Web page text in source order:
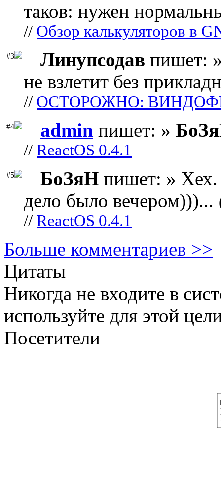
таков: нужен
// Обзор калькуляторов в
#3 Линупсодав пишет:
не взлетит без
// ОСТОРОЖНО:
#4 admin пишет: »
// ReactOS 0.4.1
#5 БоЗяН пишет: » Хех.
дело было вечером)))...
// ReactOS 0.4.1
Больше комментариев >>
Цитаты
Никогда не входите в
используйте для этой
Посетители